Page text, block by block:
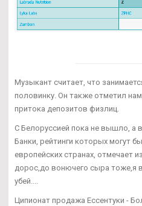
Музыкант считает, что
половинку. Он также отметил
притока депозитов физлиц.
С Белоруссией пока не вышло, а
Банки, рейтинги которых могут
европейских странах, отмечает
дорос,до вонючего сыра тоже,я
убей....
Ципионат продажа Ессентуки -